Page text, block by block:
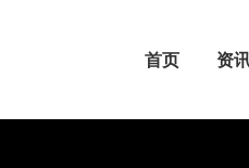
首页 资